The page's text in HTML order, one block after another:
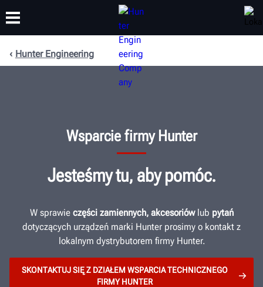
SZKOLENIA
Hunter Engineering
Wsparcie firmy Hunter
Jesteśmy tu, aby pomóc.
W sprawie części zamiennych, akcesoriówlub pytań
dotyczących urządzeń marki Hunter prosimy o kontakt z
lokalnym dystrybutorem firmy Hunter.
SKONTAKTUJ SIĘ Z DZIAŁEM WSPARCIA TECHNICZNEGO
FIRMY HUNTER